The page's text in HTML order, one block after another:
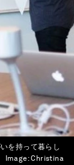
を持って暮らし
Image:Christina